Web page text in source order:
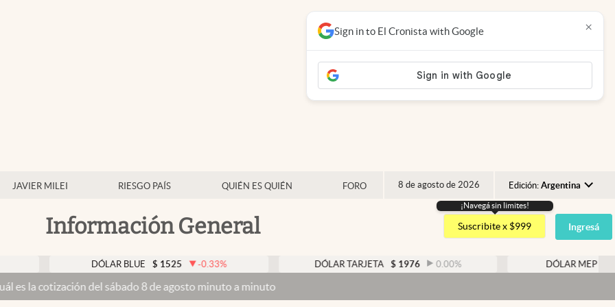
JAVIER MILEI RIESGO PAÍS QUIÉN ES QUIÉN FORO 8 de agosto de 2026 Edición: Argentina
Argentina
España
USA
Información General
¡Navegá sin limites!
Suscribite x $999 Ingresá
DÓLAR BLUE $ 1525 -0.33% DÓLAR TARJETA $ 1976 0.00% DÓLAR MEP $ 1526,03
del sábado 8 de agosto minuto a minuto
Sign in to El Cronista with Google ×